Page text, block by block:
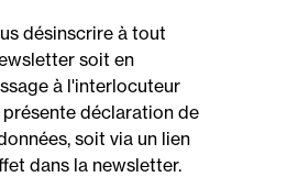
désinscrire à tout
soit en
à l'interlocuteur
déclaration de
soit via un lien
dans la newsletter.